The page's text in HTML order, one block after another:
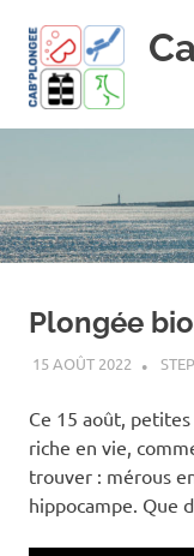
content
!
Plongée
15 AOÛT 2022
Ce 15 août,
riche en vie,
trouver : mérous
hippocampe. Que